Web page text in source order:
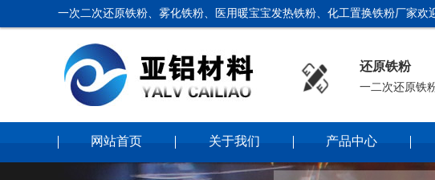
一次二次还原铁粉、雾化铁粉、医用暖宝宝发热铁粉、化工置换铁粉厂家欢
还原铁粉
一二次还原铁
网站首页 关于我们 产品中心